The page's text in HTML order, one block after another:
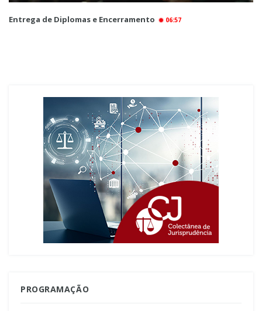
Entrega de Diplomas e Encerramento 06:57
PROGRAMAÇÃO